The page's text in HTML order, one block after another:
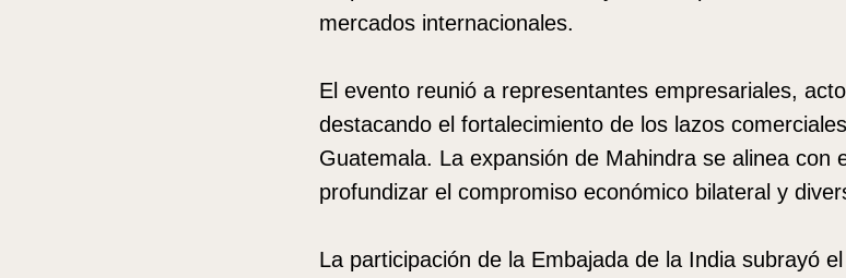
mercados internacionales.
El evento reunió a representantes empresariales,
destacando el fortalecimiento de los lazos
Guatemala. La expansión de Mahindra se alinea con
profundizar el compromiso económico bilateral y
La participación de la Embajada de la India subrayó